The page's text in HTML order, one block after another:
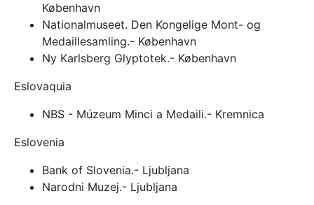
København
Nationalmuseet. Den Kongelige Mont- og
Medaillesamling.- København
Ny Karlsberg Glyptotek.- København
Eslovaquia
NBS - Múzeum Minci a Medaili.- Kremnica
Eslovenia
Bank of Slovenia.- Ljubljana
Narodni Muzej.- Ljubljana